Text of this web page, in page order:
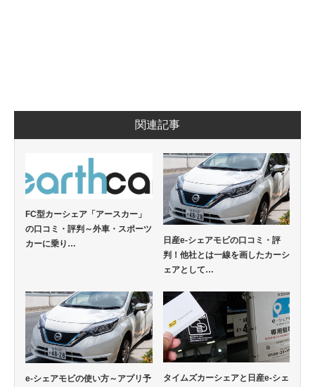
関連記事
FC型カーシェア「アースカー」
の口コミ・評判～外車・スポーツ
カーに乗り…
日産e-シェアモビの口コミ・評
判！他社とは一線を画したカーシ
ェアとして…
e-シェアモビの使い方～アプリ予
タイムズカーシェアと日産e-シェ